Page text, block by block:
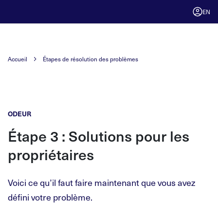
EN
Accueil Étapes de résolution des problèmes
ODEUR
Étape 3 : Solutions pour les
propriétaires
Voici ce qu’il faut faire maintenant que vous avez
défini votre problème.